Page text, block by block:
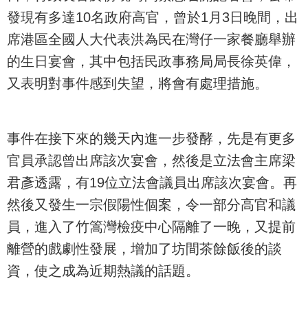
發現有多達10名政府高官，曾於1月3日晚間，出
席港區全國人大代表洪為民在灣仔一家餐廳舉辦
的生日宴會，其中包括民政事務局局長徐英偉，
又表明對事件感到失望，將會有處理措施。
事件在接下來的幾天內進一步發酵，先是有更多
官員承認曾出席該次宴會，然後是立法會主席梁
君彥透露，有19位立法會議員出席該次宴會。再
然後又發生一宗假陽性個案，令一部分高官和議
員，進入了竹篙灣檢疫中心隔離了一晚，又提前
離營的戲劇性發展，增加了坊間茶餘飯後的談
資，使之成為近期熱議的話題。